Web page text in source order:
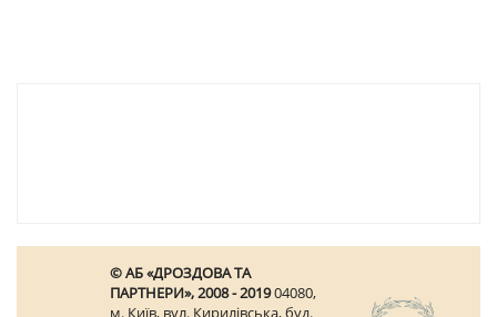
© АБ «ДРОЗДОВА ТА
ПАРТНЕРИ», 2008 - 201904080,
м. Київ, вул. Кирилівська, буд.